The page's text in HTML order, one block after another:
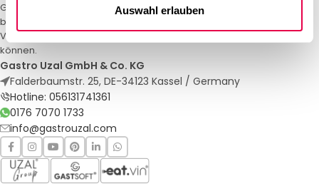
Auswahl erlauben
Gastro Uzal – Ihr Spezialist für Gastronomiemöbel und -textilien. Wir
bieten maßgeschneiderte Lösungen für Restaurants, Hotels und
Veranstaltungen. Qualität und Service, auf die Sie sich verlassen
können.
Gastro Uzal GmbH & Co. KG
Falderbaumstr. 25, DE-34123 Kassel / Germany
Hotline: 056131741361
0176 7070 1733
info@gastrouzal.com